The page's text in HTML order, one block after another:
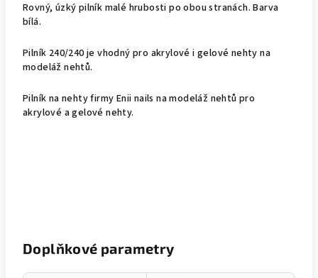
Rovný, úzký pilník malé hrubosti po obou stranách. Barva
bílá.
Pilník 240/240 je vhodný pro akrylové i gelové nehty na
modeláž nehtů.
Pilník na nehty firmy Enii nails na modeláž nehtů pro
akrylové a gelové nehty.
Doplňkové parametry